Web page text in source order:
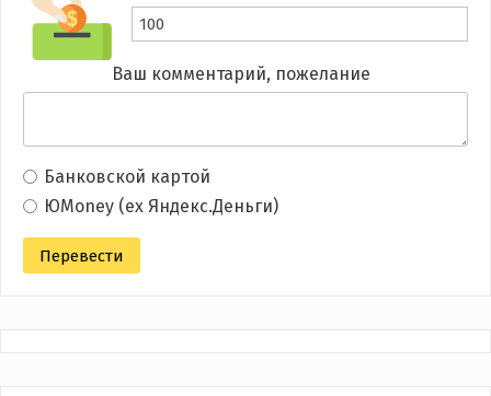
Ваш комментарий, пожелание
Банковской картой
ЮMoney (ex Яндекс.Деньги)